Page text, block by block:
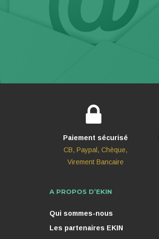
Paiement sécurisé
CB, Paypal, Chèque,
Virement Bancaire
A PROPOS D’EKIN
Qui sommes-nous
Les partenaires EKIN